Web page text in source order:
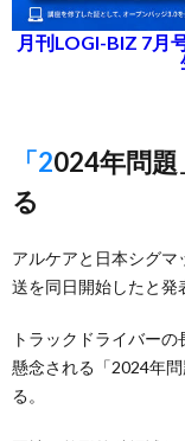
月刊LOGI-BIZ 7月
「2024年問題」対応、安定供給体制確立図
る
アルケアと日本シグ
送を同日開始したと発
トラックドライバー
懸念される「2024年
る。